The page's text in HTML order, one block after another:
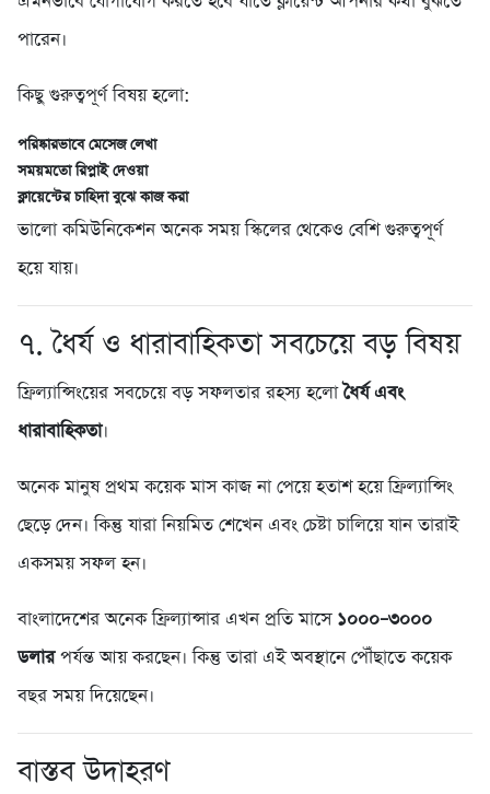
পারেন।
কিছু গুরুত্বপূর্ণ বিষয় হলো:
পরিষ্কারভাবে মেসেজ লেখা
সময়মতো রিপ্লাই দেওয়া
ক্লায়েন্টের চাহিদা বুঝে কাজ করা
ভালো কমিউনিকেশন অনেক সময় স্কিলের থেকেও বেশি গুরুত্বপূর্ণ
হয়ে যায়।
৭. ধৈর্য ও ধারাবাহিকতা সবচেয়ে বড় বিষয়
ফ্রিল্যান্সিংয়ের সবচেয়ে বড় সফলতার রহস্য হলোধৈর্য এবং
ধারাবাহিকতা।
অনেক মানুষ প্রথম কয়েক মাস কাজ না পেয়ে হতাশ হয়ে ফ্রিল্যান্সিং
ছেড়ে দেন। কিন্তু যারা নিয়মিত শেখেন এবং চেষ্টা চালিয়ে যান তারাই
একসময় সফল হন।
বাংলাদেশের অনেক ফ্রিল্যান্সার এখন প্রতি মাসে ১০০০–৩০০০
ডলারপর্যন্ত আয় করছেন। কিন্তু তারা এই অবস্থানে পৌঁছাতে কয়েক
বছর সময় দিয়েছেন।
বাস্তব উদাহরণ